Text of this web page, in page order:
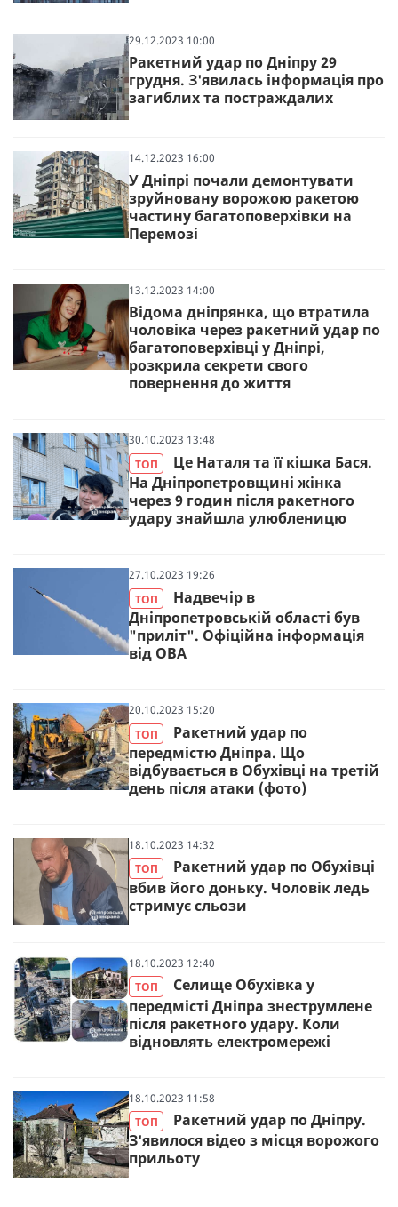
29.12.2023 10:00
Ракетний удар по Дніпру 29
грудня. З'явилась інформація про
загиблих та постраждалих
14.12.2023 16:00
У Дніпрі почали демонтувати
зруйновану ворожою ракетою
частину багатоповерхівки на
Перемозі
13.12.2023 14:00
Відома дніпрянка, що втратила
чоловіка через ракетний удар по
багатоповерхівці у Дніпрі,
розкрила секрети свого
повернення до життя
30.10.2023 13:48
ТОП
Це Наталя та її кішка Бася.
На Дніпропетровщині жінка
через 9 годин після ракетного
удару знайшла улюбленицю
27.10.2023 19:26
ТОП
Надвечір в
Дніпропетровській області був
"приліт". Офіційна інформація
від ОВА
20.10.2023 15:20
ТОП
Ракетний удар по
передмістю Дніпра. Що
відбувається в Обухівці на третій
день після атаки (фото)
18.10.2023 14:32
ТОП
Ракетний удар по Обухівці
вбив його доньку. Чоловік ледь
стримує сльози
18.10.2023 12:40
ТОП
Селище Обухівка у
передмісті Дніпра знеструмлене
після ракетного удару. Коли
відновлять електромережі
18.10.2023 11:58
ТОП
Ракетний удар по Дніпру.
З'явилося відео з місця ворожого
прильоту